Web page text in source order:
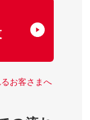
お客さまへ